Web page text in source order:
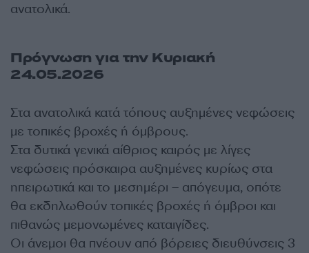
ανατολικά.
Πρόγνωση για την Κυριακή
24.05.2026
Στα ανατολικά κατά τόπους αυξημένες νεφώσεις
με τοπικές βροχές ή όμβρους.
Στα δυτικά γενικά αίθριος καιρός με λίγες
νεφώσεις πρόσκαιρα αυξημένες κυρίως στα
ηπειρωτικά και το μεσημέρι – απόγευμα, οπότε
θα εκδηλωθούν τοπικές βροχές ή όμβροι και
πιθανώς μεμονωμένες καταιγίδες.
Οι άνεμοι θα πνέουν από βόρειες διευθύνσεις 3